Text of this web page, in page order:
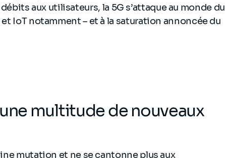
aux utilisateurs, la 5G s’attaque au monde du
IoT notamment – et à la saturation annoncée du
une multitude de nouveaux
mutation et ne se cantonne plus aux